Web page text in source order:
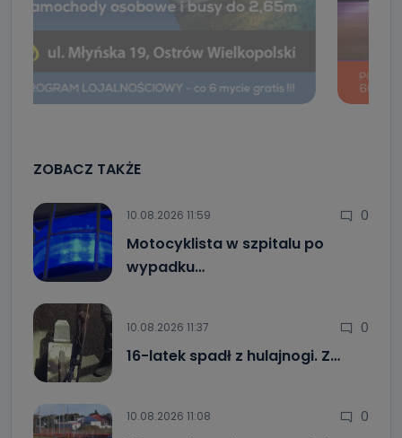
ZOBACZ TAKŻE
10.08.2026 11:59 0
Motocyklista w szpitalu po
wypadku…
10.08.2026 11:37 0
16-latek spadł z hulajnogi. Z…
10.08.2026 11:08 0